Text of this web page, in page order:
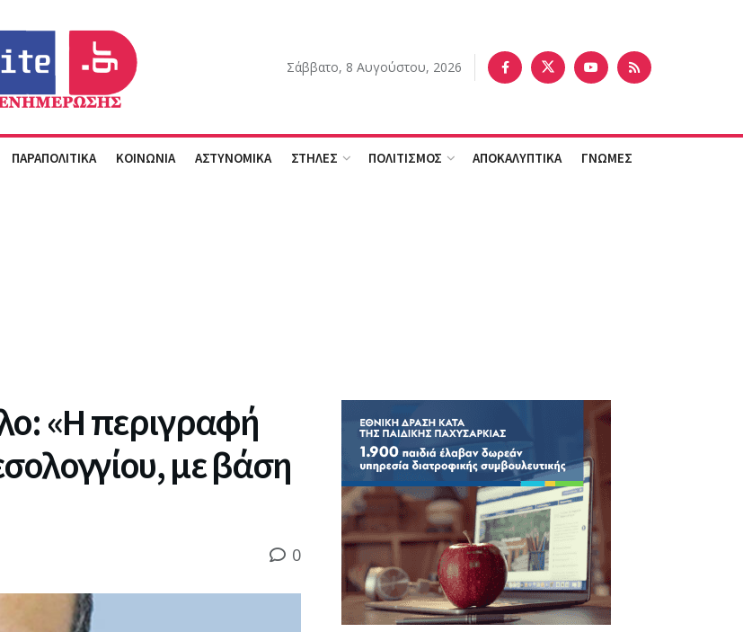
Σάββατο, 8 Αυγούστου, 2026
ΠΑΡΑΠΟΛΙΤΙΚΑ ΚΟΙΝΩΝΙΑ ΑΣΤΥΝΟΜΙΚΑ ΣΤΗΛΕΣ ΠΟΛΙΤΙΣΜΟΣ ΑΠΟΚΑΛΥΠΤΙΚΑ ΓΝΩΜΕΣ
«Η περιγραφή
με βάση
0